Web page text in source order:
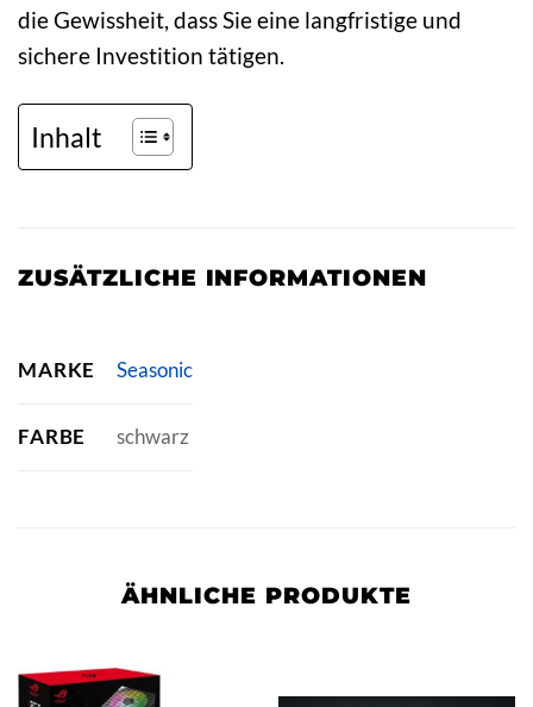
die Gewissheit, dass Sie eine langfristige und
sichere Investition tätigen.
Inhalt
ZUSÄTZLICHE INFORMATIONEN
MARKE Seasonic
FARBE schwarz
ÄHNLICHE PRODUKTE